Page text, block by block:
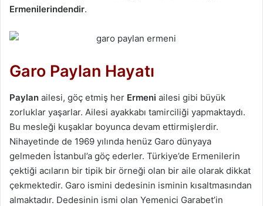
Ermenilerindendir.
Garo Paylan Hayatı
Paylan ailesi, göç etmiş her Ermeni ailesi gibi büyük
zorluklar yaşarlar. Ailesi ayakkabı tamirciliği yapmaktaydı.
Bu mesleği kuşaklar boyunca devam ettirmişlerdir.
Nihayetinde de 1969 yılında henüz Garo dünyaya
gelmeden İstanbul’a göç ederler. Türkiye’de Ermenilerin
çektiği acıların bir tipik bir örneği olan bir aile olarak dikkat
çekmektedir. Garo ismini dedesinin isminin kısaltmasından
almaktadır. Dedesinin ismi olan Yemenici Garabet’in